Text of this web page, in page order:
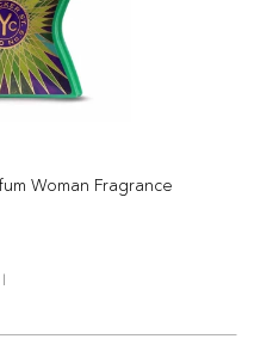
Woman Fragrance